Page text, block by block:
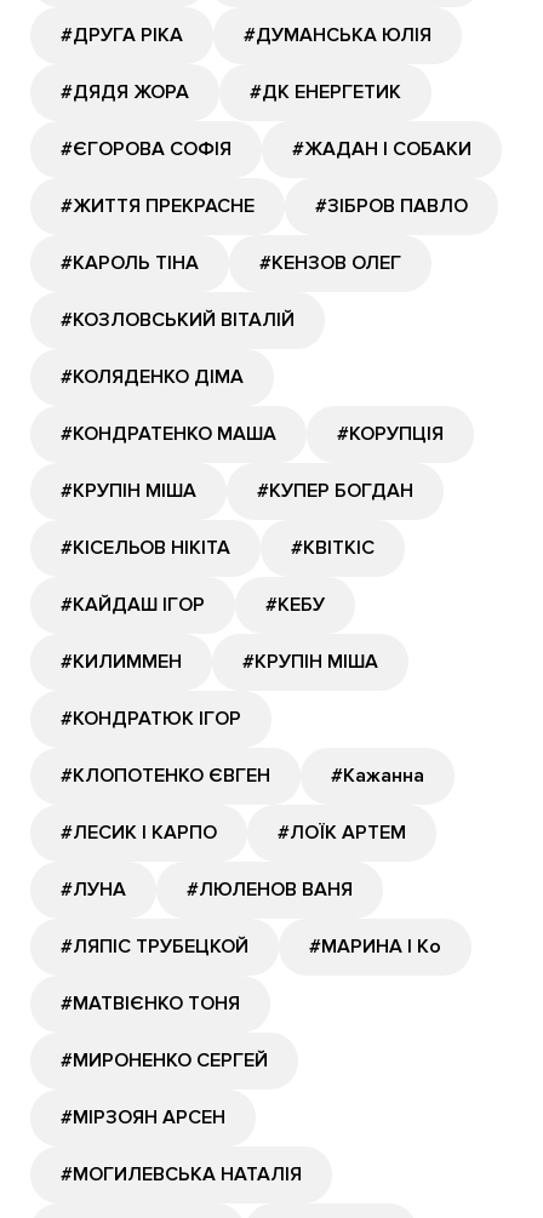
#ДРУГА РІКА #ДУМАНСЬКА ЮЛІЯ
#ДЯДЯ ЖОРА #ДК ЕНЕРГЕТИК
#ЄГОРОВА СОФІЯ #ЖАДАН І СОБАКИ
#ЖИТТЯ ПРЕКРАСНЕ #ЗІБРОВ ПАВЛО
#КАРОЛЬ ТІНА #КЕНЗОВ ОЛЕГ
#КОЗЛОВСЬКИЙ ВІТАЛІЙ
#КОЛЯДЕНКО ДІМА
#КОНДРАТЕНКО МАША #КОРУПЦІЯ
#КРУПІН МІША #КУПЕР БОГДАН
#КІСЕЛЬОВ НІКІТА #КВІТКІС
#КАЙДАШ ІГОР #КЕБУ
#КИЛИММЕН #КРУПІН МІША
#КОНДРАТЮК ІГОР
#КЛОПОТЕНКО ЄВГЕН #Кажанна
#ЛЕСИК І КАРПО #ЛОЇК АРТЕМ
#ЛУНА #ЛЮЛЕНОВ ВАНЯ
#ЛЯПІС ТРУБЕЦКОЙ #МАРИНА І Ко
#МАТВІЄНКО ТОНЯ
#МИРОНЕНКО СЕРГЕЙ
#МІРЗОЯН АРСЕН
#МОГИЛЕВСЬКА НАТАЛІЯ